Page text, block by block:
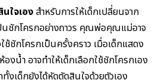
ใจเองสำหรับการให้เด็กเปลี่ยนจาก
ป็นชักโครกอย่างถาวร คุณพ่อคุณแม่อาจ
ช้ชักโครกเป็นครั้งคราว เมื่อเด็กแสดง
องน้ำ อาจทำให้เด็กเลือกใช้ชักโครกเอง
งเด็กยังได้หัดตัดสินใจด้วยตัวเอง